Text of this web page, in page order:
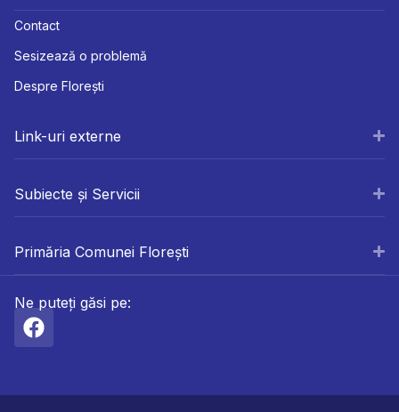
Contact
Sesizează o problemă
Despre Florești
Link-uri externe
Subiecte și Servicii
Primăria Comunei Florești
Ne puteți găsi pe: